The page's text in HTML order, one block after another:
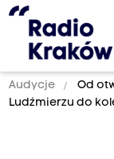
Audycje
Od
Ludźmierzu do